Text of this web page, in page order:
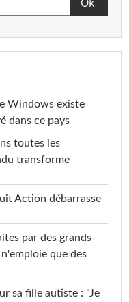
Windows existe
dans ce pays
toutes les
transforme
Action débarrasse
par des grands-
que des
sa fille autiste : "Je